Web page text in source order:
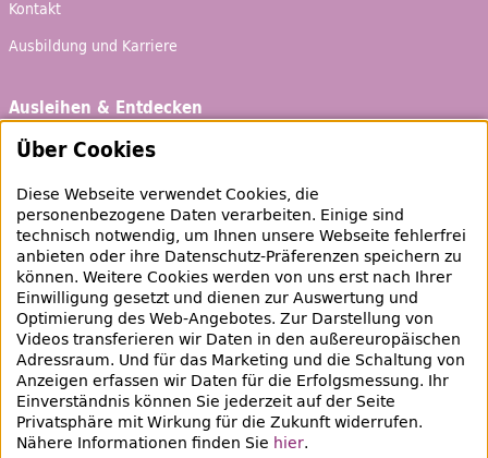
Kontakt
Ausbildung und Karriere
Ausleihen & Entdecken
Schaufenster
Bibliotheksausweis
Highlights
Veranstaltungen & Lernangebote
Veranstaltungsübersicht
Lern- und Beratungsangebote
Eltern & Kinder
Über Cookies
Diese Webseite verwendet Cookies, die
personenbezogene Daten verarbeiten. Einige sind
technisch notwendig, um Ihnen unsere Webseite fehlerfrei
anbieten oder ihre Datenschutz-Präferenzen speichern zu
können. Weitere Cookies werden von uns erst nach Ihrer
Einwilligung gesetzt und dienen zur Auswertung und
Optimierung desWeb-Angebotes. Zur Darstellung von
Videos transferieren wir Daten in den außereuropäischen
Adressraum. Und für das Marketing und die Schaltung von
Anzeigen erfassen wir Daten für die Erfolgsmessung. Ihr
Einverständnis können Sie jederzeit auf der Seite
Privatsphäre mit Wirkung für die Zukunft widerrufen.
Nähere Informationen finden Sie hier.